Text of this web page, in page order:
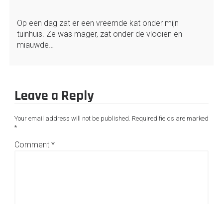
Op een dag zat er een vreemde kat onder mijn
tuinhuis. Ze was mager, zat onder de vlooien en
miauwde…
Leave a Reply
Your email address will not be published. Required fields are marked
*
Comment *